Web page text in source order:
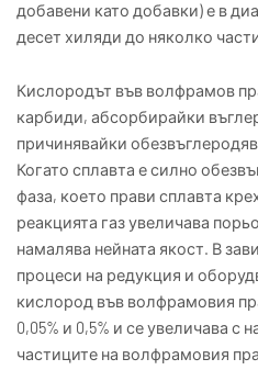
добавени като добавки) е в
десет хиляди до няколко
Кислородът във волфрамов
карбиди, абсорбирайки
причинявайки
Когато сплавта е силно
фаза, което прави сплавта
реакцията газ увеличава
намалява нейната якост. В
процеси на редукция и
кислород във волфрамовия
0,05% и 0,5% и се увеличава с
частиците на волфрамовия